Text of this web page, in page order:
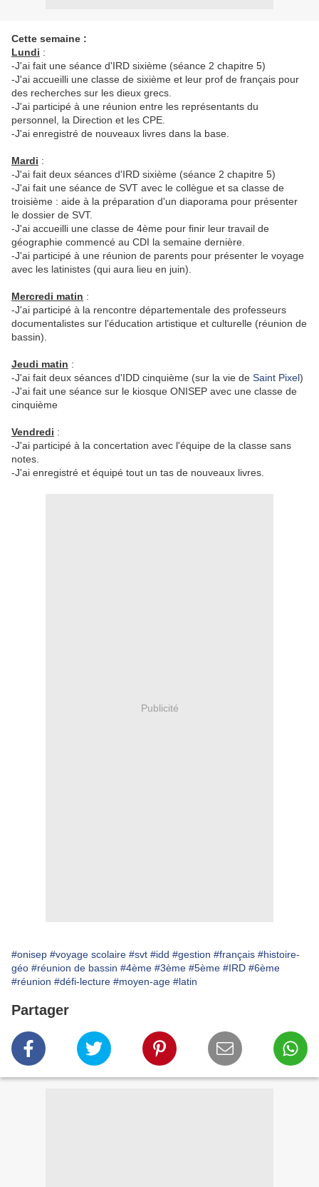
Cette semaine :
Lundi :
-J'ai fait une séance d'IRD sixième (séance 2 chapitre 5)
-J'ai accueilli une classe de sixième et leur prof de français pour
des recherches sur les dieux grecs.
-J'ai participé à une réunion entre les représentants du
personnel, la Direction et les CPE.
-J'ai enregistré de nouveaux livres dans la base.
Mardi :
-J'ai fait deux séances d'IRD sixième (séance 2 chapitre 5)
-J'ai fait une séance de SVT avec le collègue et sa classe de
troisième : aide à la préparation d'un diaporama pour présenter
le dossier de SVT.
-J'ai accueilli une classe de 4ème pour finir leur travail de
géographie commencé au CDI la semaine dernière.
-J'ai participé à une réunion de parents pour présenter le voyage
avec les latinistes (qui aura lieu en juin).
Mercredi matin :
-J'ai participé à la rencontre départementale des professeurs
documentalistes sur l'éducation artistique et culturelle (réunion de
bassin).
Jeudi matin :
-J'ai fait deux séances d'IDD cinquième (sur la vie de Saint Pixel)
-J'ai fait une séance sur le kiosque ONISEP avec une classe de
cinquième
Vendredi :
-J'ai participé à la concertation avec l'équipe de la classe sans
notes.
-J'ai enregistré et équipé tout un tas de nouveaux livres.
Publicité
#onisep #voyage scolaire #svt #idd #gestion #français #histoire-
géo #réunion de bassin #4ème #3ème #5ème #IRD #6ème
#réunion #défi-lecture #moyen-age #latin
Partager